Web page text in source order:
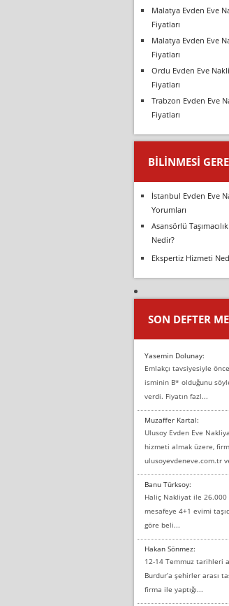
Malatya Evden Eve
Fiyatları
Malatya Evden Eve
Fiyatları
Ordu Evden Eve
Fiyatları
Trabzon Evden Eve
Fiyatları
BILINMESI
İstanbul Evden Eve
Yorumları
Asansörlü Taşımacılık
Nedir?
Ekspertiz Hizmeti
SON DEFTER
Yasemin Dolunay:
Emlakçı tavsiyesiyle
isminin B* olduğunu
verdi. Fiyatın fazl...
Muzaffer Kartal:
Ulusoy Evden Eve
hizmeti almak üzere,
ulusoyevdeneve.com.tr
Banu Türksoy:
Haliç Nakliyat ile 26.000
mesafeye 4+1 evimi
göre beli...
Hakan Sönmez:
12-14 Temmuz tarihleri
Burdur’a şehirler arası
firma ile yaptığı...